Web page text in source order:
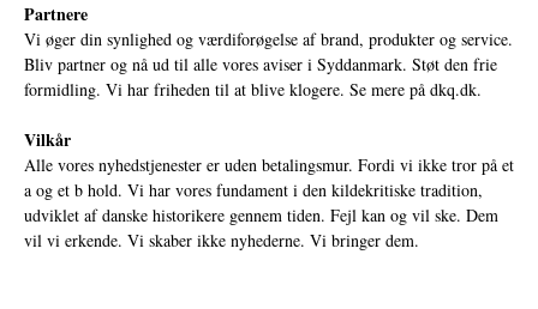
Partnere
Vi øger din synlighed og værdiforøgelse af brand, produkter og service.
Bliv partner og nå ud til alle vores aviser i Syddanmark. Støt den frie
formidling. Vi har friheden til at blive klogere. Se mere på dkq.dk.
Vilkår
Alle vores nyhedstjenester er uden betalingsmur. Fordi vi ikke tror på et
a og et b hold. Vi har vores fundament i den kildekritiske tradition,
udviklet af danske historikere gennem tiden. Fejl kan og vil ske. Dem
vil vi erkende. Vi skaber ikke nyhederne. Vi bringer dem.